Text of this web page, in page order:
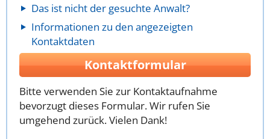
Das ist nicht der gesuchte Anwalt?
Informationen zu den angezeigten
Kontaktdaten
Kontaktformular
Bitte verwenden Sie zur Kontaktaufnahme
bevorzugt dieses Formular. Wir rufen Sie
umgehend zurück. Vielen Dank!